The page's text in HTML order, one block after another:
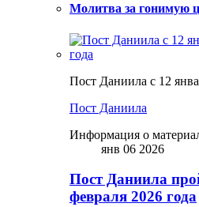
Молитва за гонимую
Пост Даниила с 12
Пост Даниила
Информация о
янв 06 2026
Пост Даниила
февраля 2026 года